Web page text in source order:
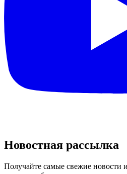
Новостная рассылка
Получайте самые свежие новости